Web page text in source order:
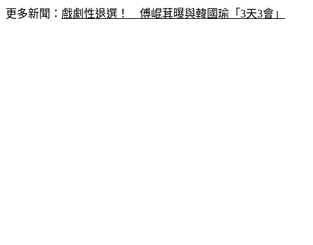
更多新聞： 戲劇性退選！　傅崐萁曝與韓國瑜「3天3會」